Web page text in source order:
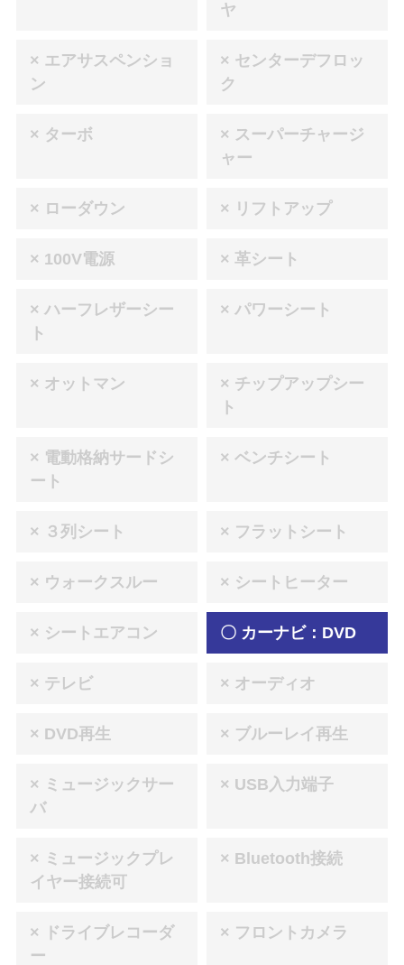
ヤ
× エアサスペンショ
ン
× センターデフロッ
ク
× ターボ
× スーパーチャージ
ャー
× ローダウン × リフトアップ
× 100V電源 × 革シート
× ハーフレザーシー
ト
× パワーシート
× オットマン
× チップアップシー
ト
× 電動格納サードシ
ート
× ベンチシート
× ３列シート × フラットシート
× ウォークスルー × シートヒーター
× シートエアコン 〇 カーナビ：DVD
× テレビ × オーディオ
× DVD再生 × ブルーレイ再生
× ミュージックサー
バ
× USB入力端子
× ミュージックプレ
イヤー接続可
× Bluetooth接続
× ドライブレコーダ
ー
× フロントカメラ